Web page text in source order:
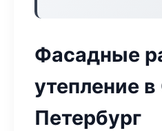
Фасадные
утепление
Петербург